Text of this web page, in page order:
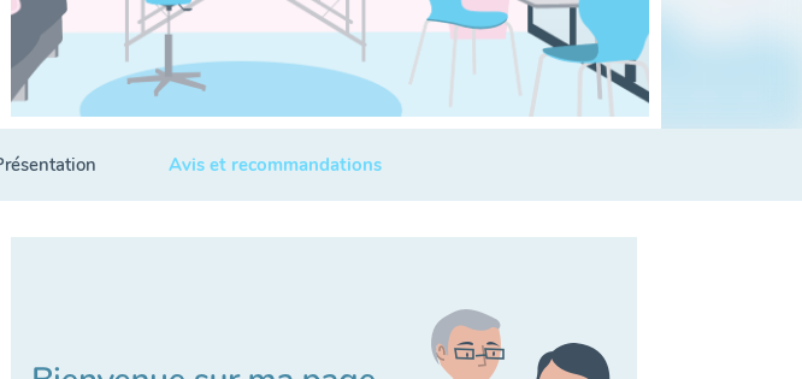
Avis et recommandations